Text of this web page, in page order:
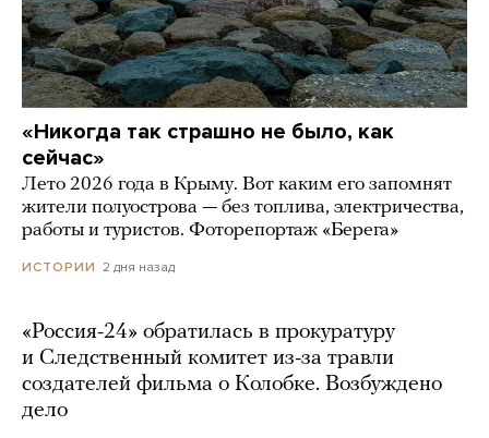
«Никогда так страшно не было, как
сейчас»
Лето 2026 года в Крыму. Вот каким его запомнят
жители полуострова — без топлива, электричества,
работы и туристов. Фоторепортаж «Берега»
ИСТОРИИ 2 дня назад
«Россия-24» обратилась в прокуратуру
и Следственный комитет из-за травли
создателей фильма о Колобке. Возбуждено
дело